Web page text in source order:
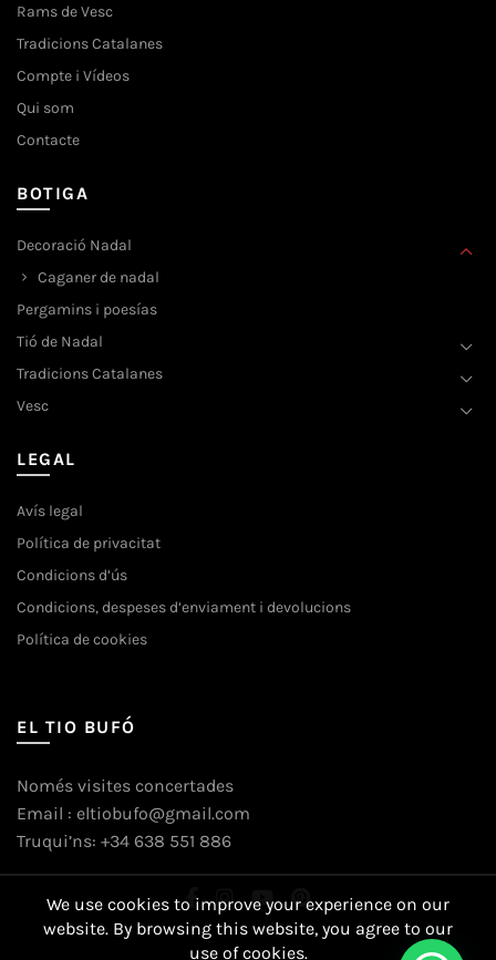
Rams de Vesc
Tradicions Catalanes
Compte i Vídeos
Qui som
Contacte
BOTIGA
Decoració Nadal
Caganer de nadal
Pergamins i poesías
Tió de Nadal
Tradicions Catalanes
Vesc
LEGAL
Avís legal
Política de privacitat
Condicions d’ús
Condicions, despeses d’enviament i devolucions
Política de cookies
EL TIO BUFÓ
Només visites concertades
Email : eltiobufo@gmail.com
Truqui’ns: +34 638 551 886
We use cookies to improve your experience on our
website. By browsing this website, you agree to our
use of cookies.